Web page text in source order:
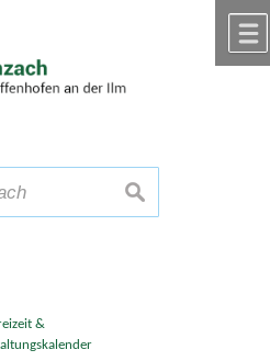
suchen
&